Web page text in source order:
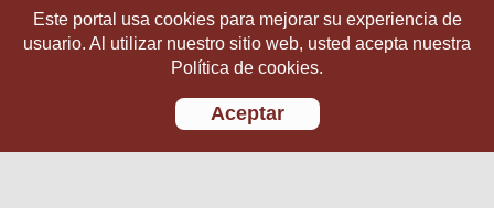
Este portal usa cookies para mejorar su experiencia de
usuario. Al utilizar nuestro sitio web, usted acepta nuestra
Política de cookies.
Aceptar